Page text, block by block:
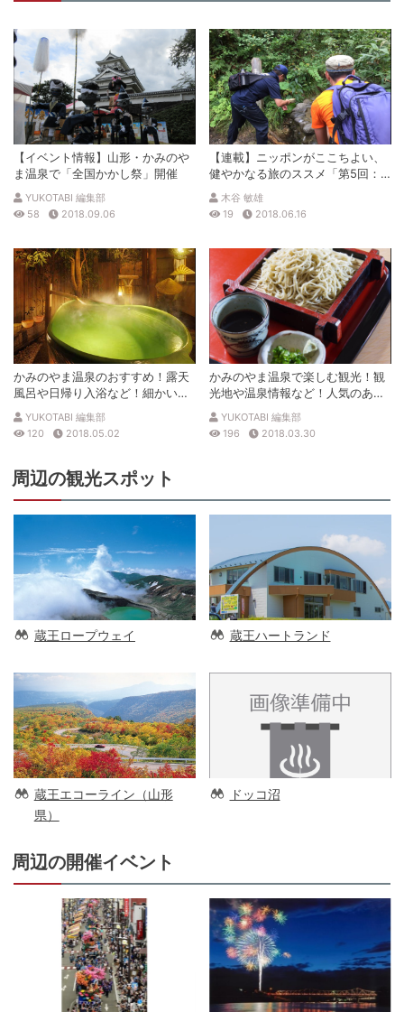
【イベント情報】山形・かみのや
ま温泉で「全国かかし祭」開催
YUKOTABI 編集部
58
2018.09.06
【連載】ニッポンがここちよい、
健やかなる旅のススメ「第5回：
ココロとカラダが潤うまち かみ
のやまクアオルト」
木谷 敏雄
19
2018.06.16
かみのやま温泉のおすすめ！露天
風呂や日帰り入浴など！細かい情
報満載！
YUKOTABI 編集部
120
2018.05.02
かみのやま温泉で楽しむ観光！観
光地や温泉情報など！人気のある
場所を分析！
YUKOTABI 編集部
196
2018.03.30
周辺の観光スポット
蔵王ロープウェイ 蔵王ハートランド
蔵王エコーライン（山形
県）
ドッコ沼
周辺の開催イベント